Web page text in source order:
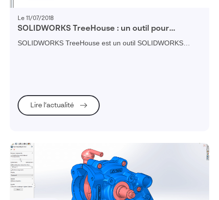
Le 11/07/2018
SOLIDWORKS TreeHouse : un outil pour
configurer ou modifier une hiérarchie
SOLIDWORKS TreeHouse est un outil SOLIDWORKS
Lire l’actualité